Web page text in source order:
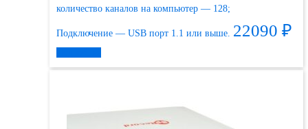
количество каналов на компьютер — 128;
Подключение — USB порт 1.1 или выше. 22090 ₽